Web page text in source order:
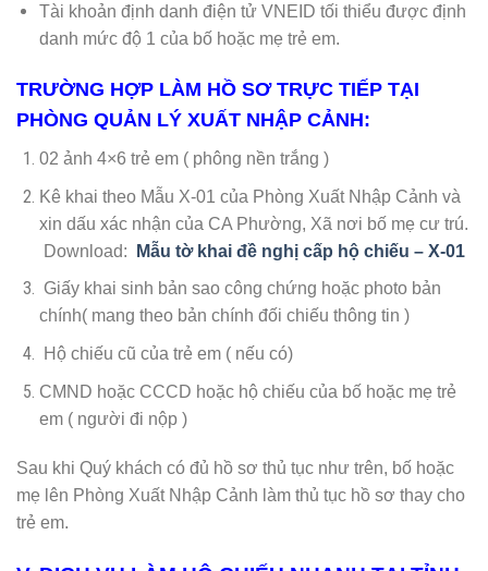
Tài khoản định danh điện tử VNEID tối thiểu được định
danh mức độ 1 của bố hoặc mẹ trẻ em.
TRƯỜNG HỢP LÀM HỒ SƠ TRỰC TIẾP TẠI
PHÒNG QUẢN LÝ XUẤT NHẬP CẢNH:
02 ảnh 4×6 trẻ em ( phông nền trắng )
Kê khai theo Mẫu X-01 của Phòng Xuất Nhập Cảnh và
xin dấu xác nhận của CA Phường, Xã nơi bố mẹ cư trú.
Download:
Mẫu tờ khai đề nghị cấp hộ chiếu – X-01
Giấy khai sinh bản sao công chứng hoặc photo bản
chính( mang theo bản chính đối chiếu thông tin )
Hộ chiếu cũ của trẻ em ( nếu có)
CMND hoặc CCCD hoặc hộ chiếu của bố hoặc mẹ trẻ
em ( người đi nộp )
Sau khi Quý khách có đủ hồ sơ thủ tục như trên, bố hoặc
mẹ lên Phòng Xuất Nhập Cảnh làm thủ tục hồ sơ thay cho
trẻ em.